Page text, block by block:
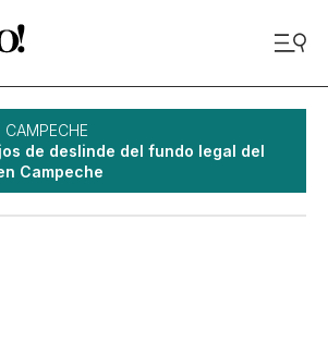
CAMPECHE
de deslinde del fundo legal del
Campeche